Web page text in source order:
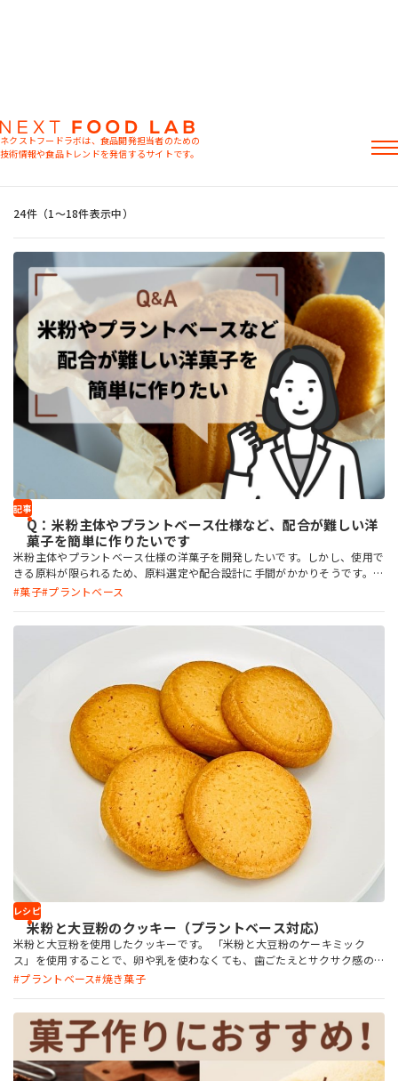
MIYOSHI MIRAI PLATFORM
ミヨシ油脂 コーポレートサイト
ネクストフードラボは、食品開発担当者のための
技術情報や食品トレンドを発信するサイトです。
おすすめキーワード
粉末油脂 ラード不足植物性ミルク食感改良
お問い合わせ
製品情報
レシピ
イベント・セミナー
ミヨシ油脂の強み
24件（1〜18件表示中）
記事
Q：米粉主体やプラントベース仕様など、配合が難しい洋
菓子を簡単に作りたいです
米粉主体やプラントベース仕様の洋菓子を開発したいです。しかし、使用で
きる原料が限られるため、原料選定や配合設計に手間がかかりそうです。工
数を抑えて開発できる製品はありますか？
菓子 プラントベース
レシピ
米粉と大豆粉のクッキー（プラントベース対応）
米粉と大豆粉を使用したクッキーです。 「米粉と大豆粉のケーキミック
ス」を使用することで、卵や乳を使わなくても、歯ごたえとサクサク感の
バランスが良いクッキーになります。また、「botanova 植物のおいしさ
プラントベース 焼き菓子